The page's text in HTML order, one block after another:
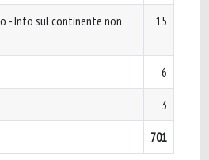
- Info sul continente non
15
6
3
701